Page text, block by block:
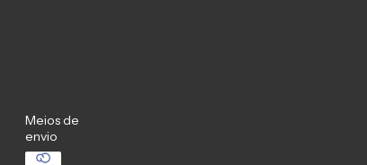
Meios de
envio